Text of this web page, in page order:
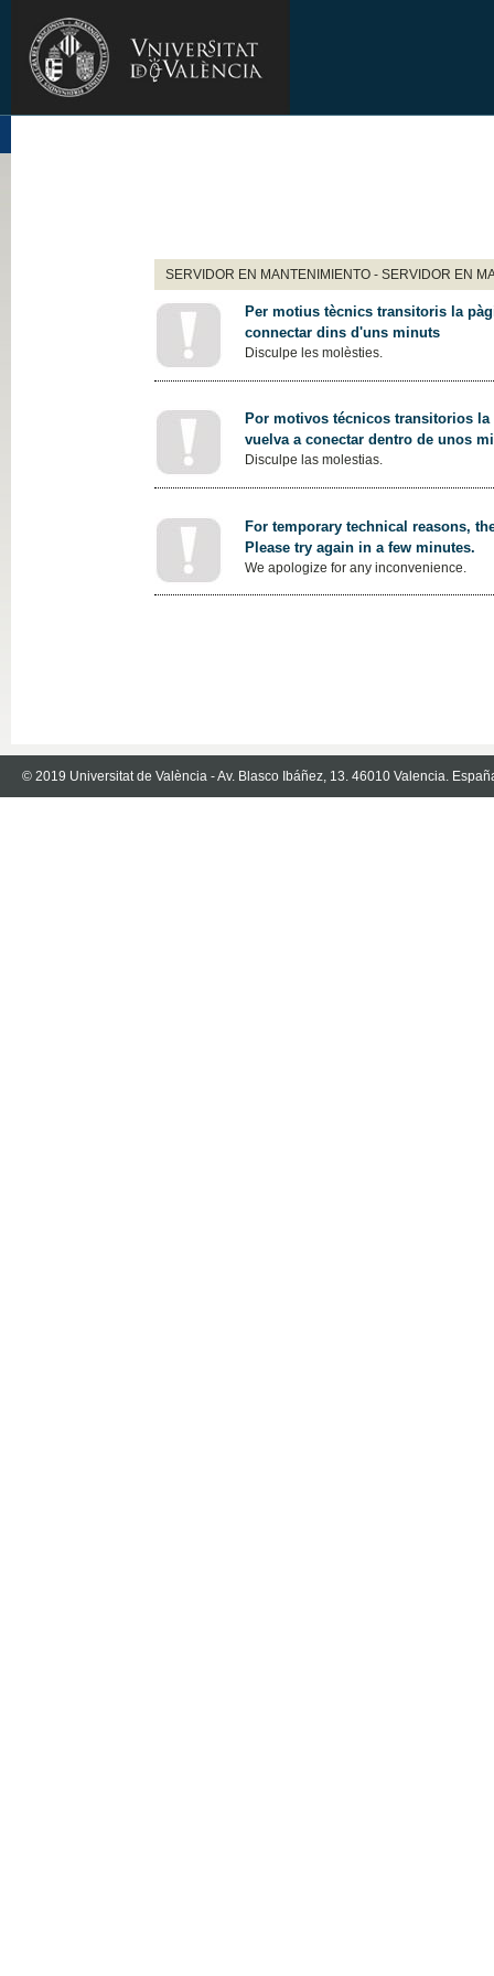
SERVIDOR EN MANTENIMIENTO - SERVIDOR EN
Per motius tècnics transitoris la
connectar dins d'uns minuts
Disculpe les molèsties.
Por motivos técnicos transitorios
vuelva a conectar dentro de unos
Disculpe las molestias.
For temporary technical reasons,
Please try again in a few minutes.
We apologize for any inconvenience.
© 2019 Universitat de València - Av. Blasco Ibáñez, 13. 46010 Valencia.